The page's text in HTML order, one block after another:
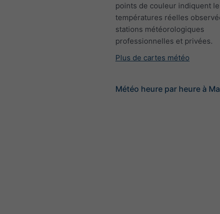
points de couleur indiquent
températures réelles
stations météorologiques
professionnelles et privées.
Plus de cartes météo
Météo heure par heure à